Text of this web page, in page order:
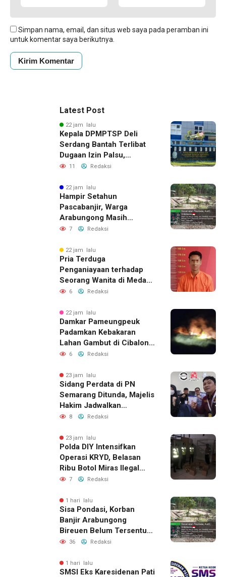
Simpan nama, email, dan situs web saya pada peramban ini
untuk komentar saya berikutnya.
Latest Post
22 jam lalu
Kepala DPMPTSP Deli
Serdang Bantah Terlibat
Dugaan Izin Palsu,
Tegaskan Proses
Jalur Resmi
11 Redaksi
22 jam lalu
Hampir Setahun
Pascabanjir, Warga
Arabungong Masih
Menunggu Bantuan
7 Redaksi
22 jam lalu
Pria Terduga
Penganiayaan terhadap
Seorang Wanita di Medan
Ditangkap Polisi
6 Redaksi
22 jam lalu
Damkar Pameungpeuk
Padamkan Kebakaran
Lahan Gambut di Cibalong,
Permukiman Warga
6 Redaksi
23 jam lalu
Sidang Perdata di PN
Semarang Ditunda, Majelis
Hakim Jadwalkan
Pemanggilan Ulang BPR
8 Redaksi
23 jam lalu
Polda DIY Intensifkan
Operasi KRYD, Belasan
Ribu Botol Miras Ilegal
Berhasil Diamankan
7 Redaksi
1 hari lalu
Sisa Pondasi, Korban
Banjir Arabungong
Bireuen Belum Tersentuh
Bantuan Pascabencana
36 Redaksi
1 hari lalu
SMSI Eks Karesidenan Pati